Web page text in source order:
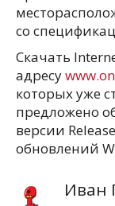
со
Скачать
адресу
которых уже
предложено
версии
обновлений
Иван